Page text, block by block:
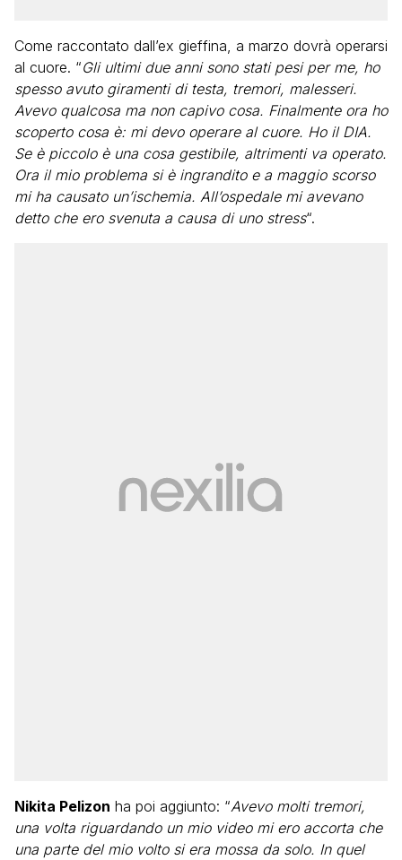
Come raccontato dall’ex gieffina, a marzo dovrà operarsi
al cuore. “Gli ultimi due anni sono stati pesi per me, ho
spesso avuto giramenti di testa, tremori, malesseri.
Avevo qualcosa ma non capivo cosa. Finalmente ora ho
scoperto cosa è: mi devo operare al cuore. Ho il DIA.
Se è piccolo è una cosa gestibile, altrimenti va operato.
Ora il mio problema si è ingrandito e a maggio scorso
mi ha causato un’ischemia. All’ospedale mi avevano
detto che ero svenuta a causa di uno stress“.
Nikita Pelizon ha poi aggiunto: “Avevo molti tremori,
una volta riguardando un mio video mi ero accorta che
una parte del mio volto si era mossa da solo. In quel